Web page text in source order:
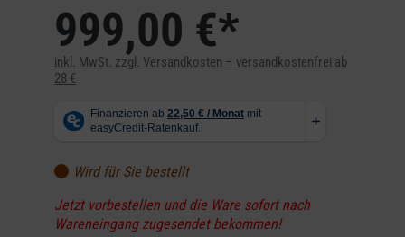
999,00 €*
inkl. MwSt. zzgl. Versandkosten – versandkostenfrei ab
28 €
Wird für Sie bestellt
Jetzt vorbestellen und die Ware sofort nach
Wareneingang zugesendet bekommen!